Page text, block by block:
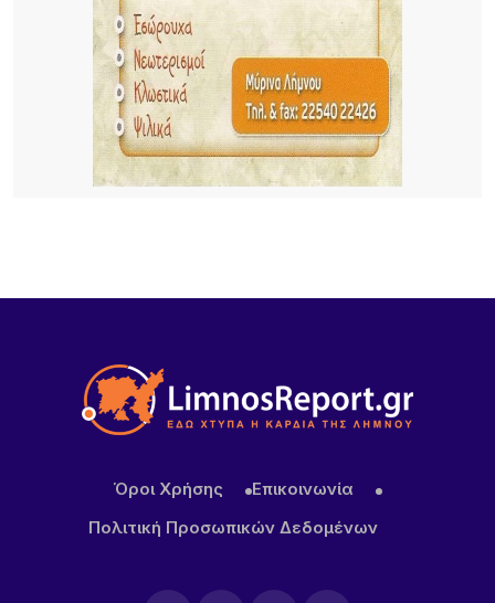
Πληρώνονται οι επιβάτες, παραμένουν
απλήρωτοι οι επιχειρηματίες: Τα δύο πρόσωπα
του Μεταφορικού Ισοδυνάμου
18 ΏΡΕΣ ΠΡΙΝ
Το τραγικό περιστατικό με το αγριογούρουνο
προβληματίζει – Μήπως ήρθε η ώρα να δούμε
σοβαρά και το ζήτημα των ελαφιών στη Λήμνο;
Όροι Χρήσης
Επικοινωνία
Πολιτική Προσωπικών Δεδομένων